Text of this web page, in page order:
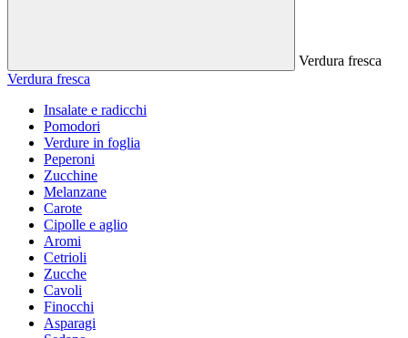
Verdura fresca
Verdura fresca
Insalate e radicchi
Pomodori
Verdure in foglia
Peperoni
Zucchine
Melanzane
Carote
Cipolle e aglio
Aromi
Cetrioli
Zucche
Cavoli
Finocchi
Asparagi